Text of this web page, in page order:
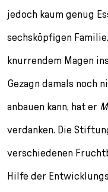
jedoch kaum genug
sechsköpfigen
knurrendem Magen
Gezagn damals noch
anbauen kann, hat er
verdanken. Die
verschiedenen
Hilfe der